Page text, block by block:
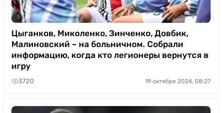
Цыганков, Миколенко, Зинченко, Довбик,
Малиновский – на больничном. Собрали
информацию, когда кто легионеры вернутся в
игру
3720 19 октября 2024, 08:27